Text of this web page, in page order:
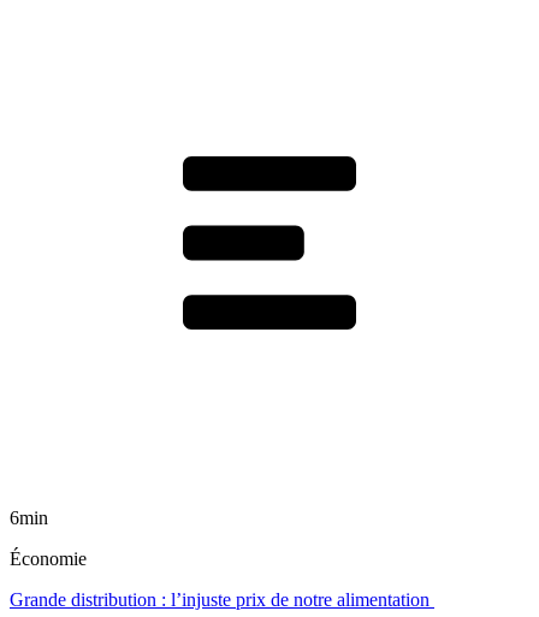
6min
Économie
Grande distribution : l’injuste prix de notre alimentation